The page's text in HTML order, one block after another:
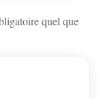
quel que